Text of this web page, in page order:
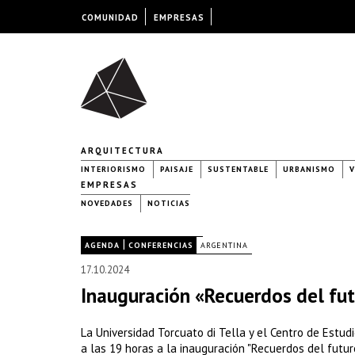
ARQUITECTURA
INTERIORISMO PAISAJE SUSTENTABLE URBANISMO
EMPRESAS
NOVEDADES NOTICIAS
AGENDA | CONFERENCIAS ARGENTINA
17.10.2024
Inauguración «Recuerdos del
La Universidad Torcuato di Tella y el Centro de
a las 19 horas a la inauguración "Recuerdos del
COMUNIDAD EMPRESAS